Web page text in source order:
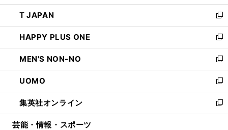
開
く
ウ
で
開
く
ン
ド
ウ
で
開
く
ウ
ィ
ン
ド
ウ
で
開
く
し
い
ウ
ィ
ン
ド
ウ
で
開
く
T JAPAN
新
し
い
ウ
ィ
ン
ド
ウ
で
開
HAPPY PLUS ONE
新
し
い
ウ
ィ
ン
ド
ウ
MEN'S NON-NO
新
し
い
ウ
ィ
ン
UOMO
新
し
い
ウ
集英社オンライン
新
し
芸能・情報・スポーツ